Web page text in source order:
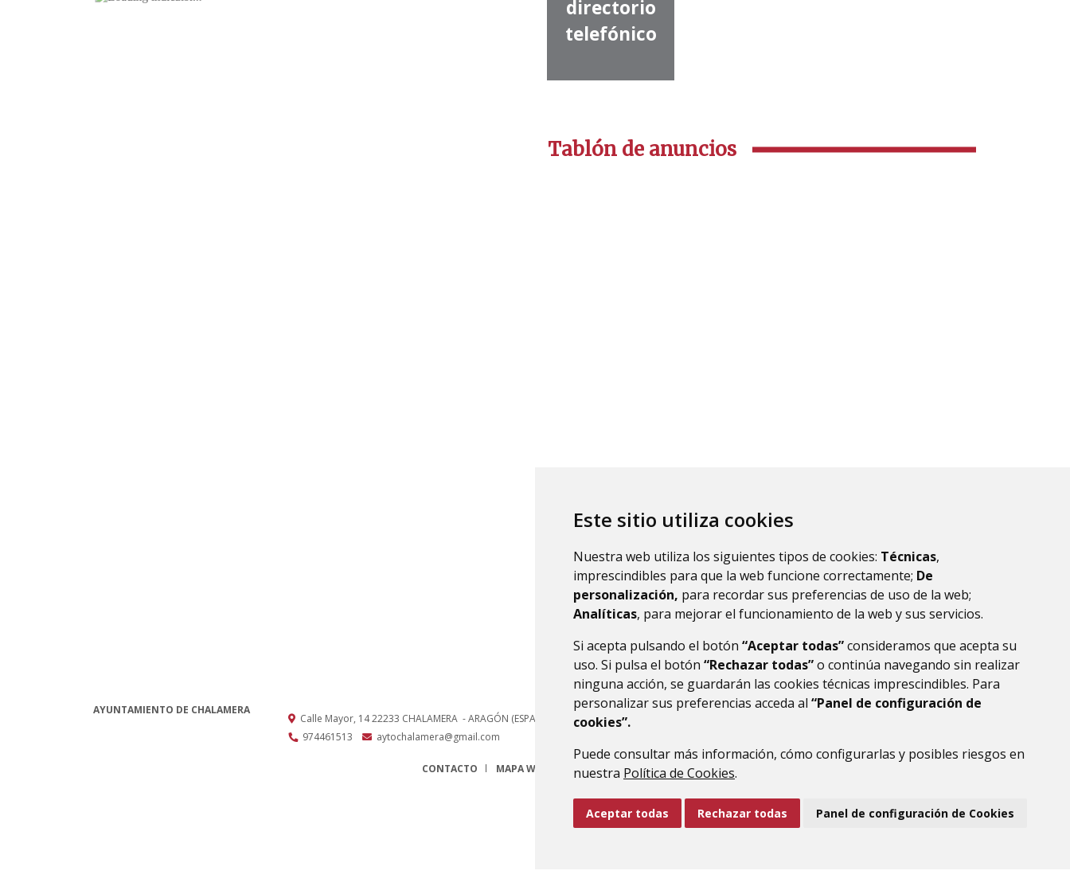
Este sitio utiliza cookies
Nuestra web utiliza los siguientes tipos de cookies: Técnicas,
imprescindibles para que la web funcione correctamente; De
personalización, para recordar sus preferencias de uso de la web;
Analíticas, para mejorar el funcionamiento de la web y sus servicios.
Si acepta pulsando el botón “Aceptar todas”consideramos que acepta su
uso. Si pulsa el botón “Rechazar todas”o continúa navegando sin realizar
ninguna acción, se guardarán las cookies técnicas imprescindibles. Para
personalizar sus preferencias acceda al “Panel de configuración de
cookies”.
Puede consultar más información, cómo configurarlas y posibles riesgos en
nuestra Política de Cookies.
Aceptar todas Rechazar todas Panel de configuración de Cookies
directorio
telefónico
Tablón de anuncios
AYUNTAMIENTO DE CHALAMERA
Calle Mayor, 1422233 CHALAMERA - ARAGÓN (ESPAÑA)
974461513
aytochalamera@gmail.com
CONTACTO MAPA WEB AVISO LEGAL PROTECCIÓN DE DATOS